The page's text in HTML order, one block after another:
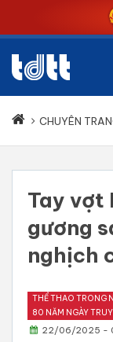
CHUYÊN
Tay vợt
gương
nghịch
THỂ THAO TRONG
80 NĂM NGÀY
22/06/2025 -